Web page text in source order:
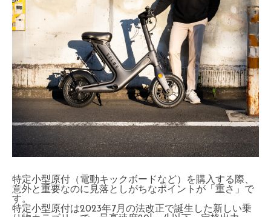
特定小型原付（電動キックボードなど）を購入する際、
意外と重要なのに見落としがちなポイントが「重さ」で
す。
特定小型原付は2023年7月の法改正で誕生した新しい乗